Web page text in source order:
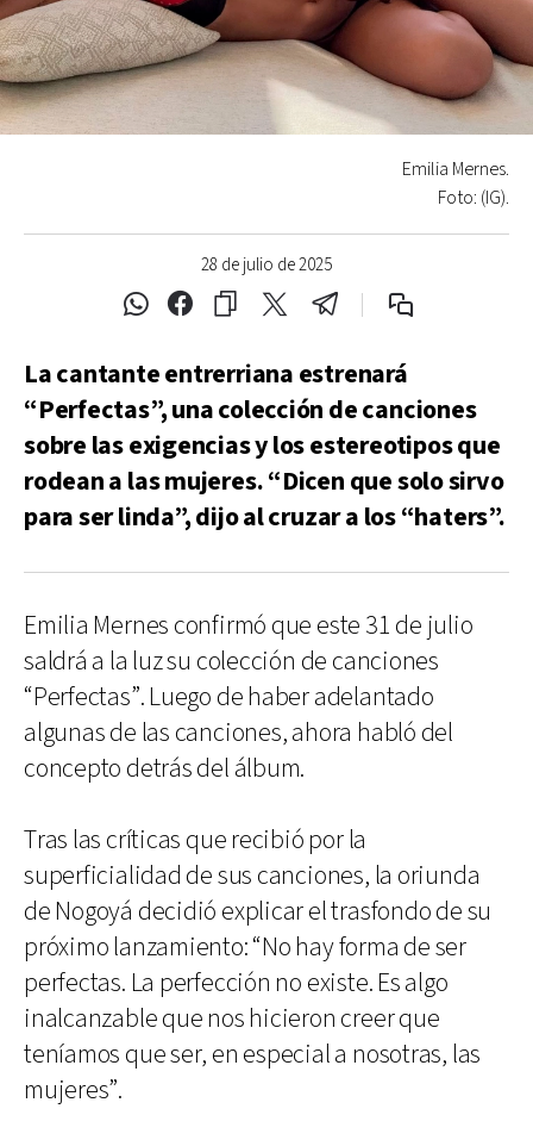
28 de julio de 2025
Emilia Mernes.
Foto: (IG).
La cantante entrerriana estrenará
“Perfectas”, una colección de canciones
sobre las exigencias y los estereotipos que
rodean a las mujeres. “Dicen que solo sirvo
para ser linda”, dijo al cruzar a los “haters”.
Emilia Mernes confirmó que este 31 de julio
saldrá a la luz su colección de canciones
“Perfectas”. Luego de haber adelantado
algunas de las canciones, ahora habló del
concepto detrás del álbum.
Tras las críticas que recibió por la
superficialidad de sus canciones, la oriunda
de Nogoyá decidió explicar el trasfondo de su
próximo lanzamiento: “No hay forma de ser
perfectas. La perfección no existe. Es algo
inalcanzable que nos hicieron creer que
teníamos que ser, en especial a nosotras, las
mujeres”.